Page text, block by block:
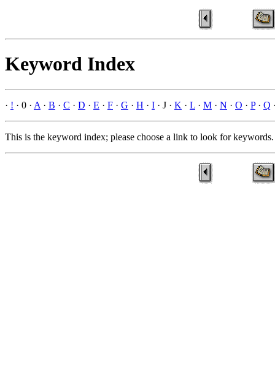
Keyword Index
· ! · 0 · A · B · C · D · E · F · G · H · I · J · K · L · M · N · O · P· Q
This is the keyword index; please choose a link to look for keywords.